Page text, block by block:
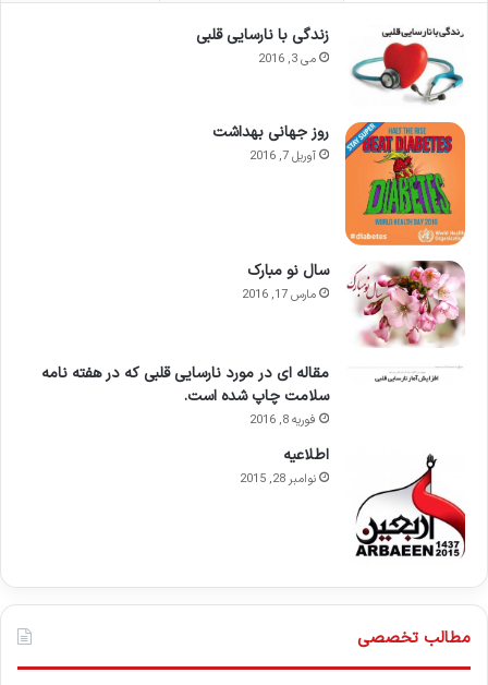
زندگی با نارسایی قلبی
می 3, 2016
روز جهانی بهداشت
آوریل 7, 2016
سال نو مبارک
مارس 17, 2016
مقاله ای در مورد نارسایی قلبی که در هفته نامه
سلامت چاپ شده است.
فوریه 8, 2016
اطلاعيه
نوامبر 28, 2015
مطالب تخصصی